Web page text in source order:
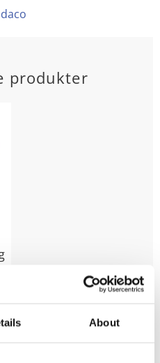
About
produkter